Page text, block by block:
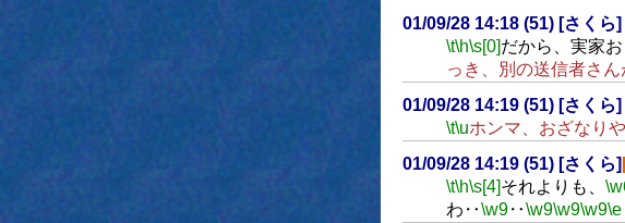
01/09/28 14:18 (51) [さくら]
\t\h\s[0]だから、実家
っき、別の送信者さん
01/09/28 14:19 (51) [さくら]
\t\uホンマ、おざなりや
01/09/28 14:19 (51) [さくら]
\t\h\s[4]それよりも、
わ‥\w9‥\w9\w9\w9\e